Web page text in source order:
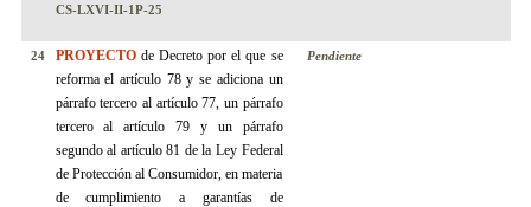
CS-LXVI-II-1P-25
24 PROYECTOde Decreto por el que se
reforma el artículo 78 y se adiciona un
párrafo tercero al artículo 77, un párrafo
tercero al artículo 79 y un párrafo
segundo al artículo 81 de la Ley Federal
de Protección al Consumidor, en materia
de cumplimiento a garantías de
Pendiente